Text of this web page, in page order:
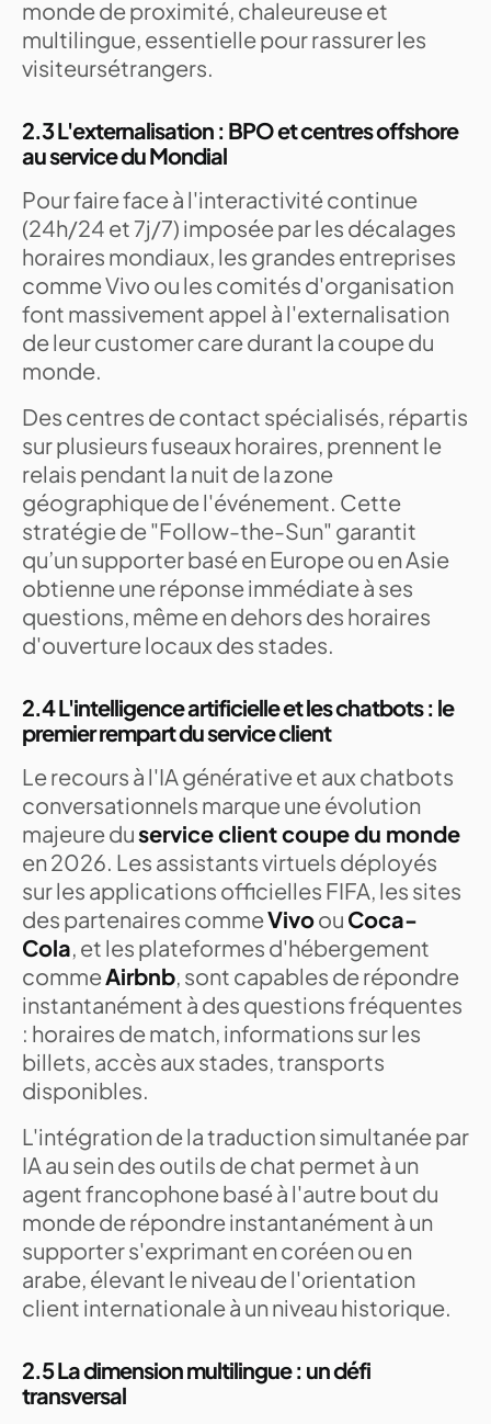
monde de proximité, chaleureuse et
multilingue, essentielle pour rassurer les
visiteursétrangers.
2.3 L'externalisation : BPO et centres offshore
au service du Mondial
Pour faire face à l'interactivité continue
(24h/24 et 7j/7) imposée par les décalages
horaires mondiaux, les grandes entreprises
comme Vivo ou les comités d'organisation
font massivement appel à l'externalisation
de leur customer care durant la coupe du
monde.
Des centres de contact spécialisés, répartis
sur plusieurs fuseaux horaires, prennent le
relais pendant la nuit de la zone
géographique de l'événement. Cette
stratégie de "Follow-the-Sun" garantit
qu’un supporter basé en Europe ou en Asie
obtienne une réponse immédiate à ses
questions, même en dehors des horaires
d'ouverture locaux des stades.
2.4 L'intelligence artificielle et les chatbots : le
premier rempart du service client
Le recours à l'IA générative et aux chatbots
conversationnels marque une évolution
majeure duservice client coupe du monde
en 2026. Les assistants virtuels déployés
sur les applications officielles FIFA, les sites
des partenaires commeVivoou Coca-
Cola, et les plateformes d'hébergement
commeAirbnb, sont capables de répondre
instantanément à des questions fréquentes
: horaires de match, informations sur les
billets, accès aux stades, transports
disponibles.
L'intégration de la traduction simultanée par
IA au sein des outils de chat permet à un
agent francophone basé à l'autre bout du
monde de répondre instantanément à un
supporter s'exprimant en coréen ou en
arabe, élevant le niveau de l'orientation
client internationale à un niveau historique.
2.5 La dimension multilingue : un défi
transversal